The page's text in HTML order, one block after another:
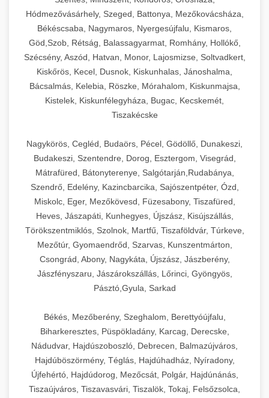
Hódmezővásárhely, Szeged, Battonya, Mezőkovácsháza,
Békéscsaba, Nagymaros, Nyergesújfalu, Kismaros,
Göd,Szob, Rétság, Balassagyarmat, Romhány, Hollókő,
Szécsény, Aszód, Hatvan, Monor, Lajosmizse, Soltvadkert,
Kiskőrös, Kecel, Dusnok, Kiskunhalas, Jánoshalma,
Bácsalmás, Kelebia, Röszke, Mórahalom, Kiskunmajsa,
Kistelek, Kiskunfélegyháza, Bugac, Kecskemét,
Tiszakécske
Nagykörös, Cegléd, Budaörs, Pécel, Gödöllő, Dunakeszi,
Budakeszi, Szentendre, Dorog, Esztergom, Visegrád,
Mátrafüred, Bátonyterenye, Salgótarján,Rudabánya,
Szendrő, Edelény, Kazincbarcika, Sajószentpéter, Ózd,
Miskolc, Eger, Mezőkövesd, Füzesabony, Tiszafüred,
Heves, Jászapáti, Kunhegyes, Újszász, Kisújszállás,
Törökszentmiklós, Szolnok, Martfű, Tiszaföldvár, Túrkeve,
Mezőtúr, Gyomaendrőd, Szarvas, Kunszentmárton,
Csongrád, Abony, Nagykáta, Újszász, Jászberény,
Jászfényszaru, Jászárokszállás, Lőrinci, Gyöngyös,
Pásztó,Gyula, Sarkad
Békés, Mezőberény, Szeghalom, Berettyóújfalu,
Biharkeresztes, Püspökladány, Karcag, Derecske,
Nádudvar, Hajdúszoboszló, Debrecen, Balmazújváros,
Hajdúböszörmény, Téglás, Hajdúhadház, Nyíradony,
Újfehértó, Hajdúdorog, Mezőcsát, Polgár, Hajdúnánás,
Tiszaújváros, Tiszavasvári, Tiszalök, Tokaj, Felsőzsolca,